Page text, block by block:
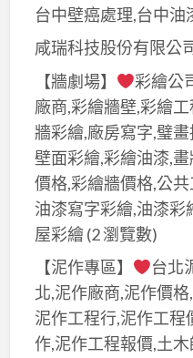
台中壁癌處理,台中油
咸瑞科技股份有限公
【牆劇場】
彩繪公
廠商,彩繪牆壁,彩繪
牆彩繪,廠房寫字,璧
壁面彩繪,彩繪油漆,
價格,彩繪牆價格,公
油漆寫字彩繪,油漆彩
屋彩繪(2 瀏覽數)
【泥作專區】
台北
北,泥作廠商,泥作價
泥作工程行,泥作工程
作,泥作工程報價,土